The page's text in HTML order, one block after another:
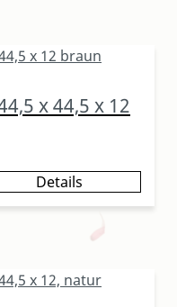
x 44,5 x 12
Details